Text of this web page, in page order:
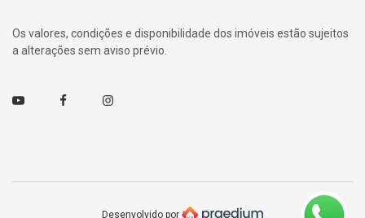
Os valores, condições e disponibilidade dos imóveis estão sujeitos
a alterações sem aviso prévio.
Youtube FacebookInstagram
Desenvolvido por